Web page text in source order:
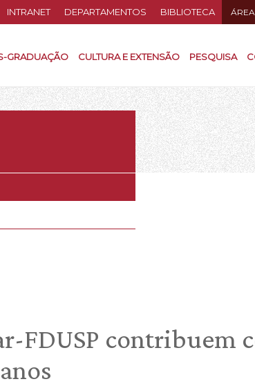
INTRANET DEPARTAMENTOS BIBLIOTECA
GRADUAÇÃO CULTURA E EXTENSÃO PESQUISA
FDUSP contribuem